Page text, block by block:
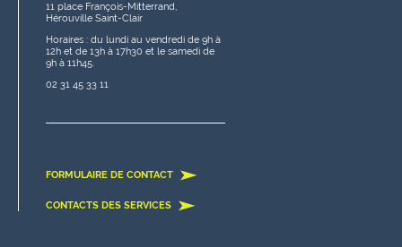
11 place François-Mitterrand,
Hérouville Saint-Clair
Horaires : du lundi au vendredi de 9h à
12h et de 13h à 17h30 et le samedi de
9h à 11h45.
02 31 45 33 11
FORMULAIRE DE CONTACT
CONTACTS DES SERVICES